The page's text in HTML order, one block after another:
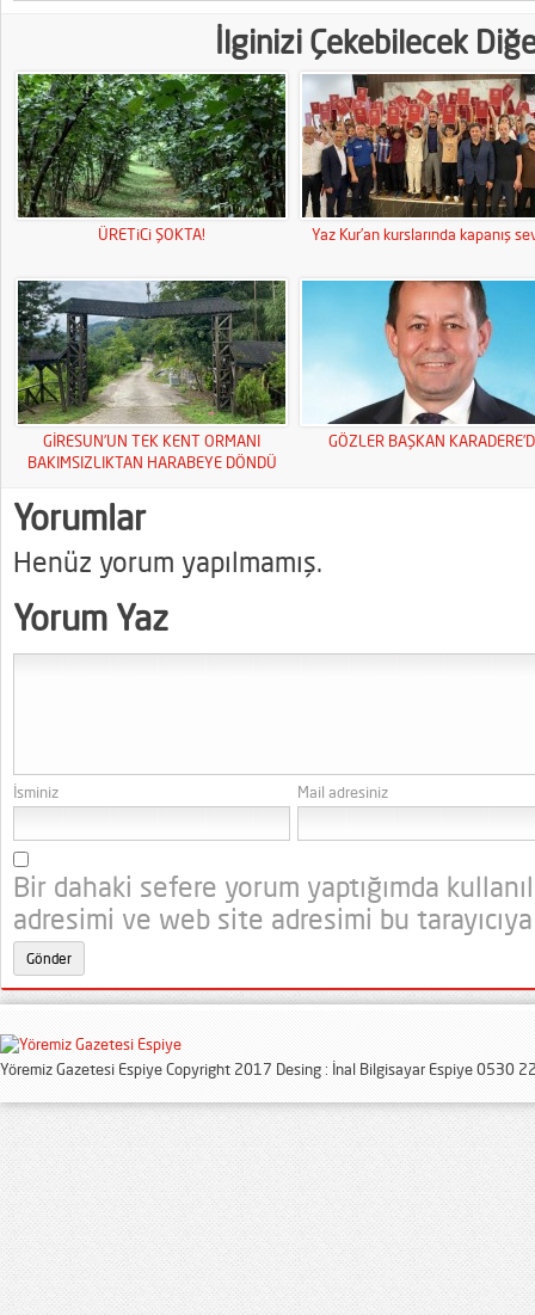
İlginizi Çekebilecek
ÜRETiCi ŞOKTA! Yaz Kur’an kurslarında kapanış
GİRESUN’UN TEK KENT ORMANI
BAKIMSIZLIKTAN HARABEYE DÖNDÜ
GÖZLER BAŞKAN
Yorumlar
Henüz yorum yapılmamış.
Yorum Yaz
İsminiz Mail adresiniz
Bir dahaki sefere yorum yaptığımda
adresimi ve web site adresimi bu
Yöremiz Gazetesi Espiye Copyright 2017 Desing : İnal Bilgisayar Espiye 0530